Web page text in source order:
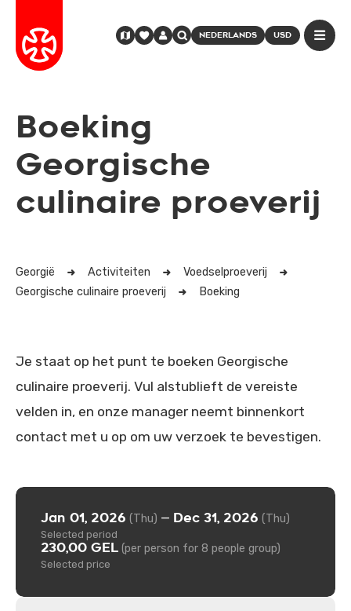
NEDERLANDS USD
Boeking
Georgische
culinaire proeverij
Georgië Activiteiten
Voedselproeverij
Georgische culinaire proeverij
Boeking
Je staat op het punt te boeken Georgische
culinaire proeverij. Vul alstublieft de vereiste
velden in, en onze manager neemt binnenkort
contact met u op om uw verzoek te bevestigen.
Jan 01, 2026 (Thu) — Dec 31, 2026 (Thu)
Selected period
230,00 GEL (per person for 8 people group)
Selected price